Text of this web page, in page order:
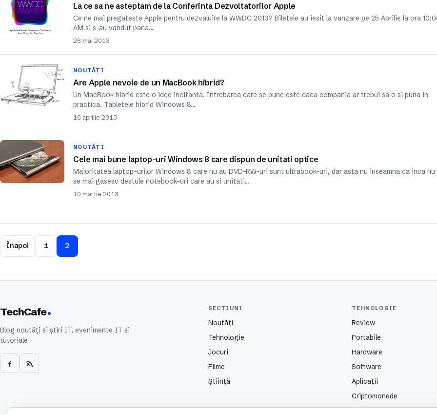
La ce sa ne asteptam de la Conferinta Dezvoltatorilor Apple
Ce ne mai pregateste Apple pentru dezvaluire la WWDC 2013? Biletele au iesit la vanzare pe 25 Aprilie la ora
AM si s-au vandut pana…
26 mai 2013
NOUTĂȚI
Are Apple nevoie de un MacBook hibrid?
Un MacBook hibrid este o idee incitanta. Intrebarea care se pune este daca compania ar trebui sa o si puna in
practica. Tabletele hibrid Windows 8…
16 aprilie 2013
NOUTĂȚI
Cele mai bune laptop-uri Windows 8 care dispun de unitati optice
Majoritatea laptop-urilor Windows 8 care nu au DVD-RW-uri sunt ultrabook-uri, dar asta nu inseamna ca inca nu
se mai gasesc destule notebook-uri care au si unitati…
10 martie 2013
Înapoi 1 2
TechCafe
Blog noutăți și știri IT, evenimente IT și
tutoriale
SECȚIUNI
Noutăți
Tehnologie
Jocuri
Filme
Știință
TEHNOLOGIE
Review
Portabile
Hardware
Software
Aplicații
Criptomonede